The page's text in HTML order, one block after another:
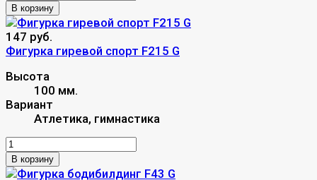
В корзину
147 руб.
Фигурка гиревой спорт F215 G
Высота
100 мм.
Вариант
Атлетика, гимнастика
В корзину